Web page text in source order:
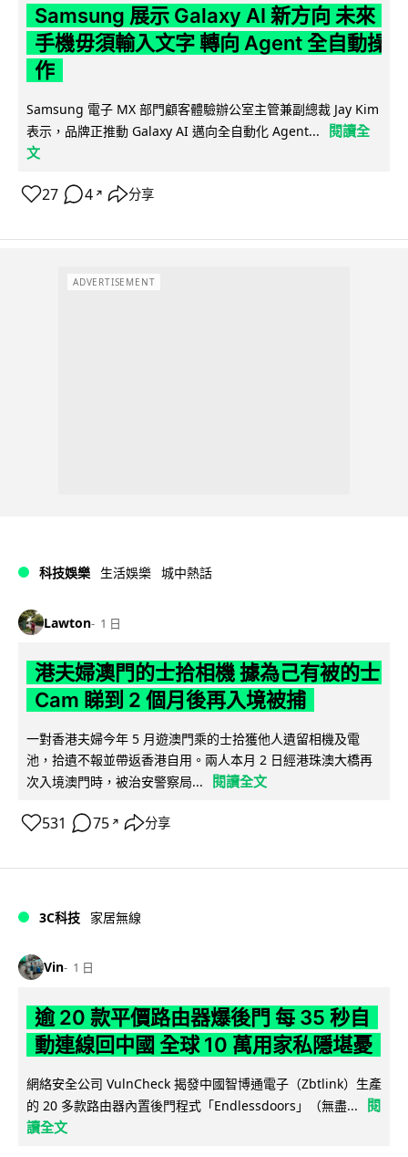
Samsung 展示 Galaxy AI 新方向 未來
手機毋須輸入文字 轉向 Agent 全自動操
作
Samsung 電子 MX 部門顧客體驗辦公室主管兼副總裁 Jay Kim
表示，品牌正推動 Galaxy AI 邁向全自動化 Agent...
閱讀全
文
27 4 ↗ 分享
ADVERTISEMENT
科技娛樂 生活娛樂 城中熱話
Lawton 1 日
港夫婦澳門的士拾相機 據為己有被的士
Cam 睇到 2 個月後再入境被捕
一對香港夫婦今年 5 月遊澳門乘的士拾獲他人遺留相機及電
池，拾遺不報並帶返香港自用。兩人本月 2 日經港珠澳大橋再
次入境澳門時，被治安警察局...
閱讀全文
531 75 ↗ 分享
3C科技 家居無線
Vin 1 日
逾 20 款平價路由器爆後門 每 35 秒自
動連線回中國 全球 10 萬用家私隱堪憂
網絡安全公司 VulnCheck 揭發中國智博通電子（Zbtlink）生產
的 20 多款路由器內置後門程式「Endlessdoors」（無盡...
閱
讀全文